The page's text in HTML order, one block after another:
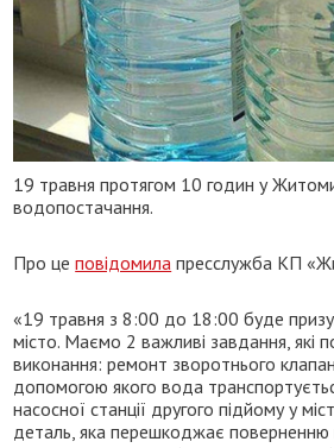
19 травня протягом 10 годин у
водопостачання.
Про цеповідомила пресслужба КП
«19 травня з 8:00 до 18:00 буде
місто. Маємо 2 важливі завдання, які
виконання: ремонт зворотнього
допомогою якого вода
насосної станції другого підйому у
деталь, яка перешкоджає поверненню